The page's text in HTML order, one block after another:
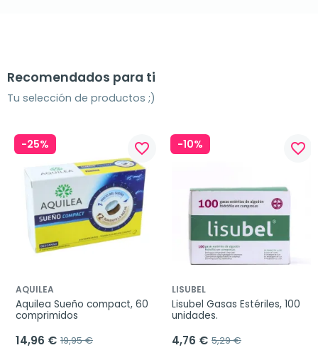
Recomendados para ti
Tu selección de productos ;)
-25% favorite_border
AQUILEA
Aquilea Sueño compact, 60
comprimidos
14,96 € 19,95 €
-10% favorite_border
LISUBEL
Lisubel Gasas Estériles, 100
unidades.
4,76 € 5,29 €